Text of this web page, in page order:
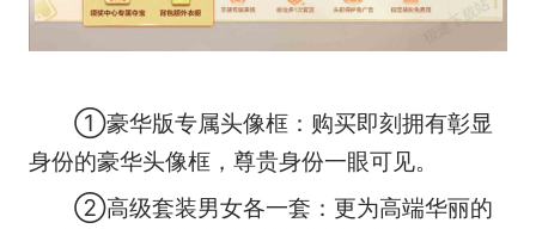
①豪华版专属头像框：购买即刻拥有彰显
身份的豪华头像框，尊贵身份一眼可见。
②高级套装男女各一套：更为高端华丽的